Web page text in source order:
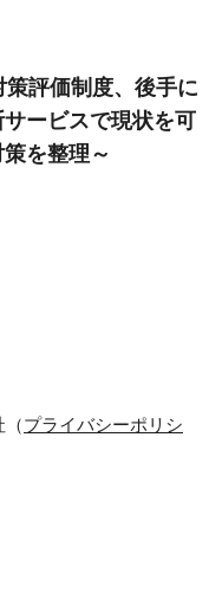
評価制度、後手に
ービスで現状を可
を整理～
（プライバシーポリシ